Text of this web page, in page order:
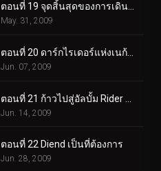
ตอนที่ 19 จุดสิ้นสุดของการเดินทาง
May. 31, 2009
Jun. 07, 2009
Jun. 14, 2009
ตอนที่ 22 Diend เป็นที่ต้องการ
Jun. 28, 2009